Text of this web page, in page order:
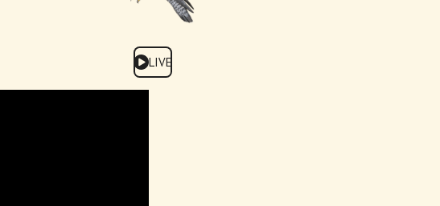
LIVE